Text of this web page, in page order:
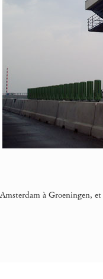
Amsterdam à Groeningen,